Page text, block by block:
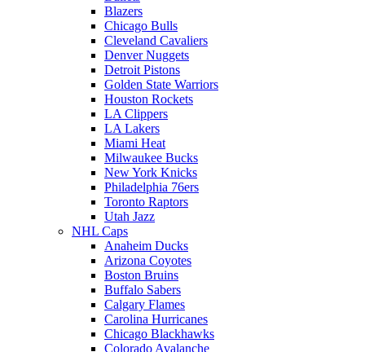
Blazers
Chicago Bulls
Cleveland Cavaliers
Denver Nuggets
Detroit Pistons
Golden State Warriors
Houston Rockets
LA Clippers
LA Lakers
Miami Heat
Milwaukee Bucks
New York Knicks
Philadelphia 76ers
Toronto Raptors
Utah Jazz
NHL Caps
Anaheim Ducks
Arizona Coyotes
Boston Bruins
Buffalo Sabers
Calgary Flames
Carolina Hurricanes
Chicago Blackhawks
Colorado Avalanche